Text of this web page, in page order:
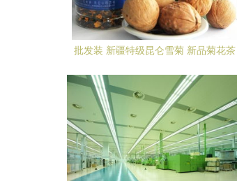
批发装 新疆特级昆仑雪菊 新品菊花茶